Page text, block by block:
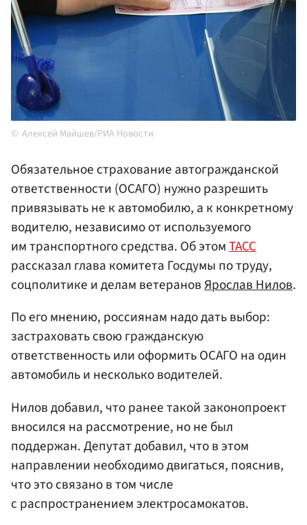
Алексей Майшев/РИА Новости
Обязательное страхование автогражданской
ответственности (ОСАГО) нужно разрешить
привязывать не к автомобилю, а к конкретному
водителю, независимо от используемого
им транспортного средства. Об этомТАСС
рассказал глава комитета Госдумы по труду,
соцполитике и делам ветерановЯрослав Нилов.
По его мнению, россиянам надо дать выбор:
застраховать свою гражданскую
ответственность или оформить ОСАГО на один
автомобиль и несколько водителей.
Нилов добавил, что ранее такой законопроект
вносился на рассмотрение, но не был
поддержан. Депутат добавил, что в этом
направлении необходимо двигаться, пояснив,
что это связано в том числе
с распространением электросамокатов.